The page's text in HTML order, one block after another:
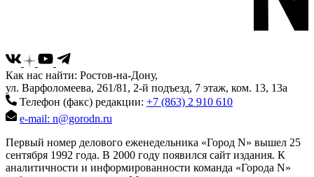
Как нас найти: Ростов-на-Дону,
ул. Варфоломеева, 261/81, 2-й подъезд, 7 этаж, ком. 13, 13а
Телефон (факс) редакции: +7 (863) 2 910 610
e-mail: n@gorodn.ru
Первый номер делового еженедельника «Город N» вышел 25
сентября 1992 года. В 2000 году появился сайт издания. К
аналитичности и информированности команда «Города N»